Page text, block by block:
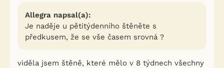
Allegra napsal(a):
Je naděje u pětitýdenního štěněte s
předkusem, že se vše časem srovná ?
viděla jsem štěně, které mělo v 8 týdnech všechny